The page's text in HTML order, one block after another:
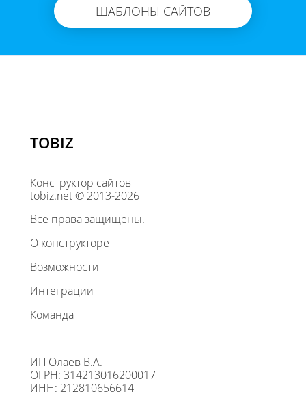
ШАБЛОНЫ САЙТОВ
TOBIZ
Конструктор сайтов
tobiz.net © 2013-2026
Все права защищены.
О конструкторе
Возможности
Интеграции
Команда
ИП Олаев В.А.
ОГРН: 314213016200017
ИНН: 212810656614